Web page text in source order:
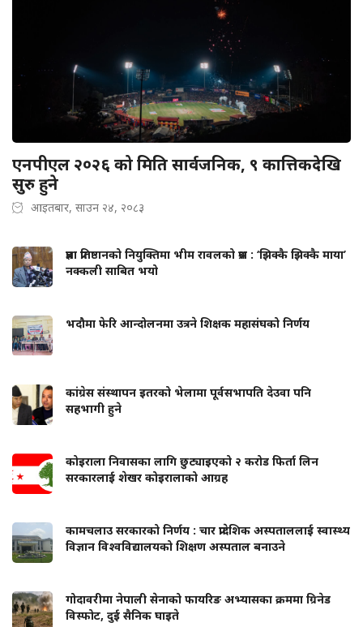
एनपीएल २०२६ को मिति सार्वजनिक, ९ कात्तिकदेखि
सुरु हुने
आइतबार, साउन २४, २०८३
प्रज्ञा प्रतिष्ठानको नियुक्तिमा भीम रावलको प्रश्न : ‘झिक्कै झिक्कै माया’
नक्कली साबित भयो
भदौमा फेरि आन्दोलनमा उत्रने शिक्षक महासंघको निर्णय
कांग्रेस संस्थापन इतरको भेलामा पूर्वसभापति देउवा पनि
सहभागी हुने
कोइराला निवासका लागि छुट्याइएको २ करोड फिर्ता लिन
सरकारलाई शेखर कोइरालाको आग्रह
कामचलाउ सरकारको निर्णय : चार प्रादेशिक अस्पताललाई स्वास्थ्य
विज्ञान विश्वविद्यालयको शिक्षण अस्पताल बनाउने
गोदावरीमा नेपाली सेनाको फायरिङ अभ्यासका क्रममा ग्रिनेड
विस्फोट, दुई सैनिक घाइते